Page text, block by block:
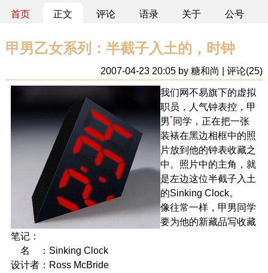
首页 正文 评论 语录 关于 公号
甲男乙女系列：半截子入土的，时钟
2007-04-23 20:05 by 糖和尚 | 评论(25)
我们网不易旗下的虚拟
职员，人气钟表控，甲
男*同学，正在把一张
装裱在黑边相框中的照
片放到他的钟表收藏之
中。照片中的主角，就
是左边这位半截子入土
的Sinking Clock。
像往常一样，甲男同学
要为他的新藏品写收藏
笔记：
名 ：Sinking Clock
设计者：Ross McBride